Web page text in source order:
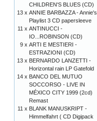
CHILDREN'S BLUES (CD)
13 x ANNIE BARBAZZA - Annie's
Playlist 3 CD papersleeve
11 x ANTINUCCI -
IO...ROBINSON (CD)
9 x ARTI E MESTIERI -
ESTRAZIONI (CD)
13 x BERNARDO LANZETTI -
Horizontal rain LP Gatefold
14 x BANCO DEL MUTUO
SOCCORSO - LIVE IN
MÉXICO CITY 1999 (2cd)
Remast
11 x BLANK MANUSKRIPT -
Himmelfahrt ( CD Digipack